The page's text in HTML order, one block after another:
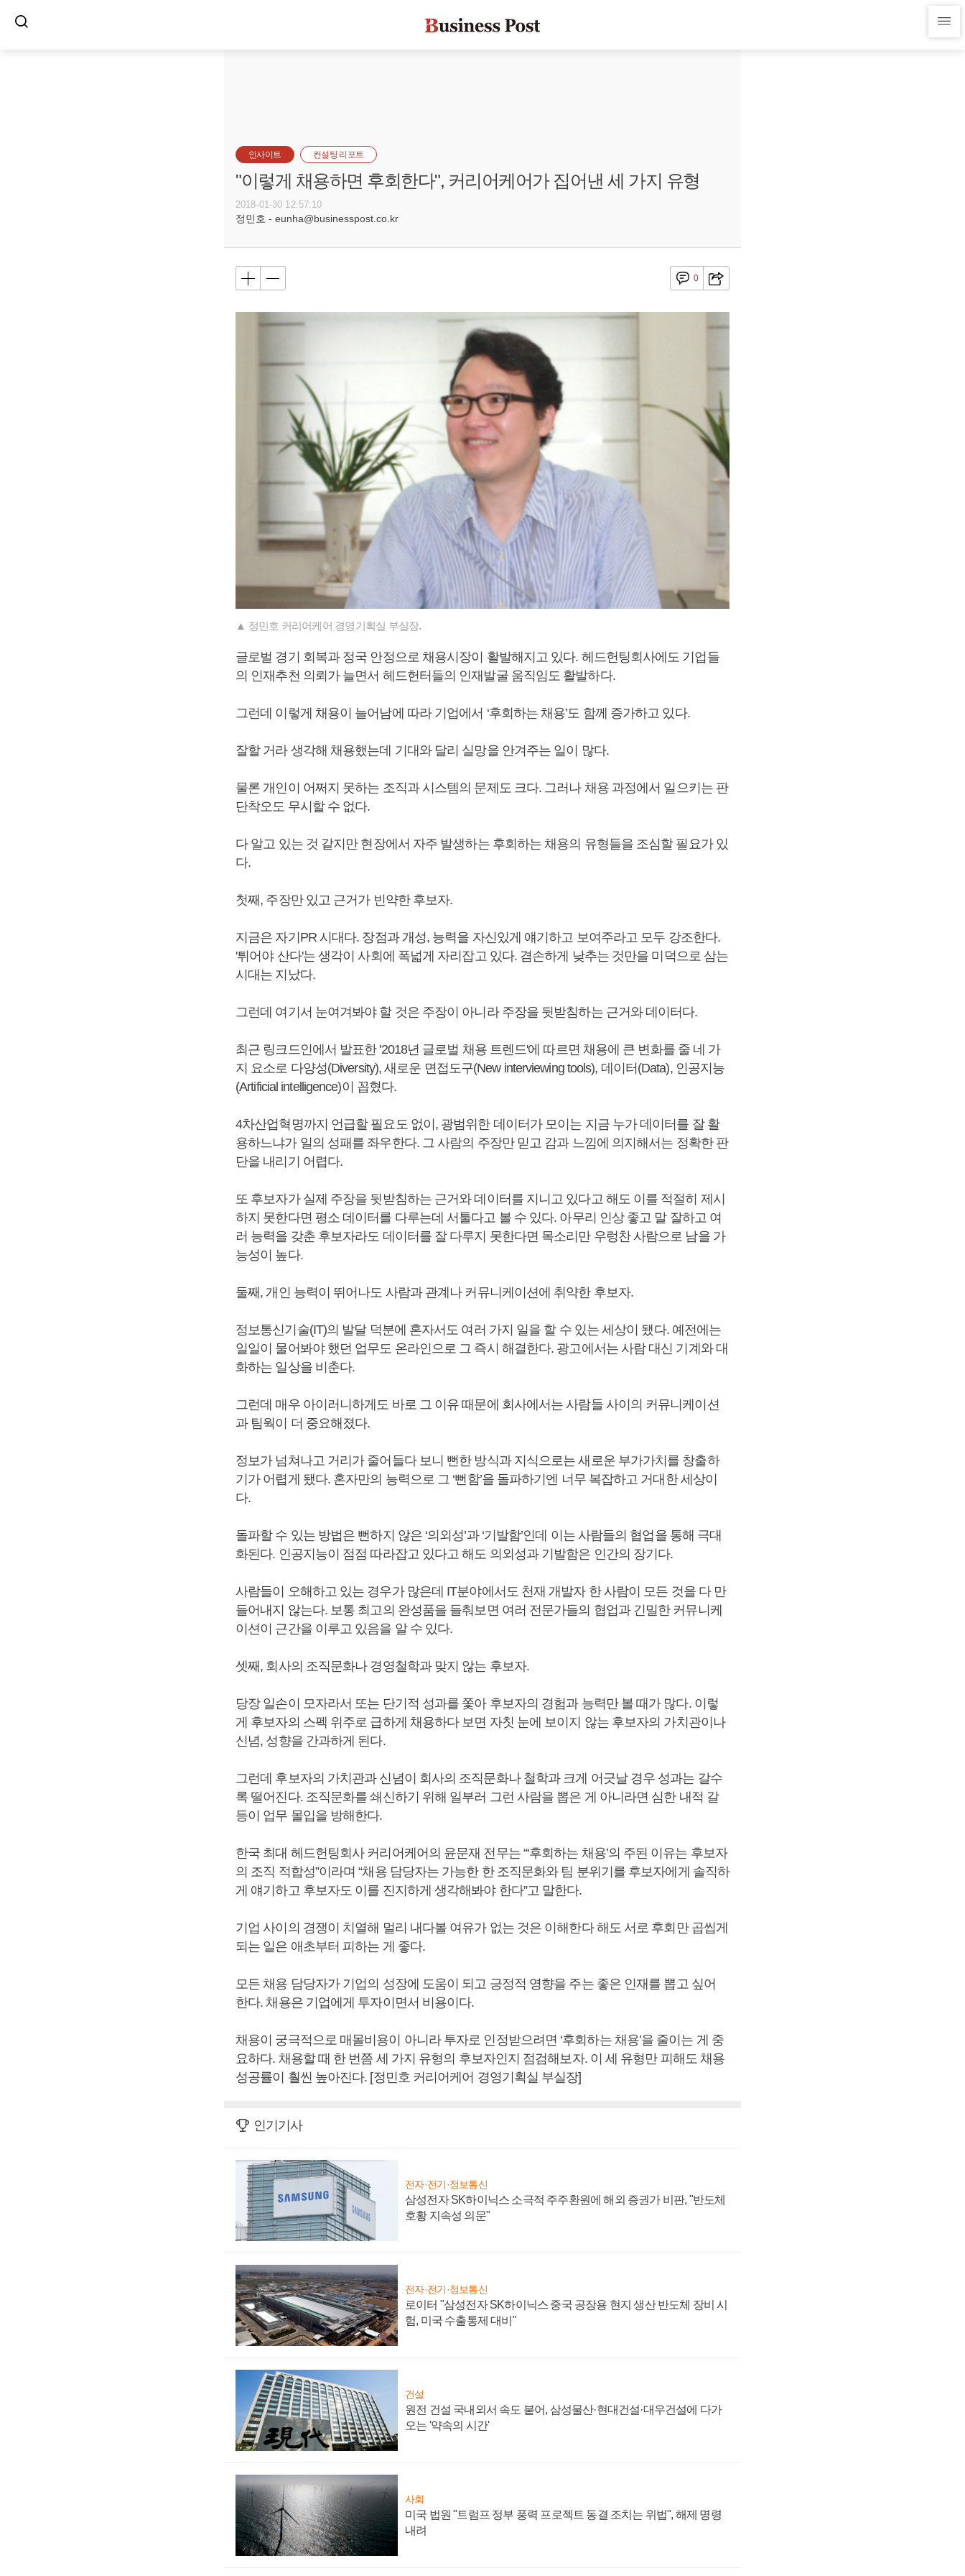
인사이트 컨설팅 리포트
"이렇게 채용하면 후회한다", 커리어케어가 집어낸 세 가지 유형
2018-01-30 12:57:10
정민호 - eunha@businesspost.co.kr
0
▲ 정민호 커리어케어 경영기획실 부실장.
글로벌 경기 회복과 정국 안정으로 채용시장이 활발해지고 있다. 헤드헌팅회사에도 기업들
의 인재추천 의뢰가 늘면서 헤드헌터들의 인재발굴 움직임도 활발하다.
그런데 이렇게 채용이 늘어남에 따라 기업에서 ‘후회하는 채용’도 함께 증가하고 있다.
잘할 거라 생각해 채용했는데 기대와 달리 실망을 안겨주는 일이 많다.
물론 개인이 어쩌지 못하는 조직과 시스템의 문제도 크다. 그러나 채용 과정에서 일으키는 판
단착오도 무시할 수 없다.
다 알고 있는 것 같지만 현장에서 자주 발생하는 후회하는 채용의 유형들을 조심할 필요가 있
다.
첫째, 주장만 있고 근거가 빈약한 후보자.
지금은 자기PR 시대다. 장점과 개성, 능력을 자신있게 얘기하고 보여주라고 모두 강조한다.
'튀어야 산다'는 생각이 사회에 폭넓게 자리잡고 있다. 겸손하게 낮추는 것만을 미덕으로 삼는
시대는 지났다.
그런데 여기서 눈여겨봐야 할 것은 주장이 아니라 주장을 뒷받침하는 근거와 데이터다.
최근 링크드인에서 발표한 '2018년 글로벌 채용 트렌드'에 따르면 채용에 큰 변화를 줄 네 가
지 요소로 다양성(Diversity), 새로운 면접도구(New interviewing tools), 데이터(Data), 인공지능
(Artificial intelligence)이 꼽혔다.
4차산업혁명까지 언급할 필요도 없이, 광범위한 데이터가 모이는 지금 누가 데이터를 잘 활
용하느냐가 일의 성패를 좌우한다. 그 사람의 주장만 믿고 감과 느낌에 의지해서는 정확한 판
단을 내리기 어렵다.
또 후보자가 실제 주장을 뒷받침하는 근거와 데이터를 지니고 있다고 해도 이를 적절히 제시
하지 못한다면 평소 데이터를 다루는데 서툴다고 볼 수 있다. 아무리 인상 좋고 말 잘하고 여
러 능력을 갖춘 후보자라도 데이터를 잘 다루지 못한다면 목소리만 우렁찬 사람으로 남을 가
능성이 높다.
둘째, 개인 능력이 뛰어나도 사람과 관계나 커뮤니케이션에 취약한 후보자.
정보통신기술(IT)의 발달 덕분에 혼자서도 여러 가지 일을 할 수 있는 세상이 됐다. 예전에는
일일이 물어봐야 했던 업무도 온라인으로 그 즉시 해결한다. 광고에서는 사람 대신 기계와 대
화하는 일상을 비춘다.
그런데 매우 아이러니하게도 바로 그 이유 때문에 회사에서는 사람들 사이의 커뮤니케이션
과 팀웍이 더 중요해졌다.
정보가 넘쳐나고 거리가 줄어들다 보니 뻔한 방식과 지식으로는 새로운 부가가치를 창출하
기가 어렵게 됐다. 혼자만의 능력으로 그 ‘뻔함’을 돌파하기엔 너무 복잡하고 거대한 세상이
다.
돌파할 수 있는 방법은 뻔하지 않은 ‘의외성’과 ‘기발함’인데 이는 사람들의 협업을 통해 극대
화된다. 인공지능이 점점 따라잡고 있다고 해도 의외성과 기발함은 인간의 장기다.
사람들이 오해하고 있는 경우가 많은데 IT분야에서도 천재 개발자 한 사람이 모든 것을 다 만
들어내지 않는다. 보통 최고의 완성품을 들춰보면 여러 전문가들의 협업과 긴밀한 커뮤니케
이션이 근간을 이루고 있음을 알 수 있다.
셋째, 회사의 조직문화나 경영철학과 맞지 않는 후보자.
당장 일손이 모자라서 또는 단기적 성과를 쫓아 후보자의 경험과 능력만 볼 때가 많다. 이렇
게 후보자의 스펙 위주로 급하게 채용하다 보면 자칫 눈에 보이지 않는 후보자의 가치관이나
신념, 성향을 간과하게 된다.
그런데 후보자의 가치관과 신념이 회사의 조직문화나 철학과 크게 어긋날 경우 성과는 갈수
록 떨어진다. 조직문화를 쇄신하기 위해 일부러 그런 사람을 뽑은 게 아니라면 심한 내적 갈
등이 업무 몰입을 방해한다.
한국 최대 헤드헌팅회사 커리어케어의 윤문재 전무는 “‘후회하는 채용’의 주된 이유는 후보자
의 조직 적합성”이라며 “채용 담당자는 가능한 한 조직문화와 팀 분위기를 후보자에게 솔직하
게 얘기하고 후보자도 이를 진지하게 생각해봐야 한다”고 말한다.
기업 사이의 경쟁이 치열해 멀리 내다볼 여유가 없는 것은 이해한다 해도 서로 후회만 곱씹게
되는 일은 애초부터 피하는 게 좋다.
모든 채용 담당자가 기업의 성장에 도움이 되고 긍정적 영향을 주는 좋은 인재를 뽑고 싶어
한다. 채용은 기업에게 투자이면서 비용이다.
채용이 궁극적으로 매몰비용이 아니라 투자로 인정받으려면 ‘후회하는 채용’을 줄이는 게 중
요하다. 채용할 때 한 번쯤 세 가지 유형의 후보자인지 점검해보자. 이 세 유형만 피해도 채용
성공률이 훨씬 높아진다. [정민호 커리어케어 경영기획실 부실장]
인기기사
전자·전기·정보통신
삼성전자 SK하이닉스 소극적 주주환원에 해외 증권가 비판, "반도체
호황 지속성 의문"
전자·전기·정보통신
로이터 "삼성전자 SK하이닉스 중국 공장용 현지 생산 반도체 장비 시
험, 미국 수출통제 대비"
건설
원전 건설 국내외서 속도 붙어, 삼성물산·현대건설·대우건설에 다가
오는 '약속의 시간'
사회
미국 법원 "트럼프 정부 풍력 프로젝트 동결 조치는 위법", 해제 명령
내려